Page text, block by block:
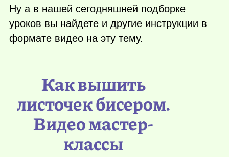
Ну а в нашей сегодняшней подборке
уроков вы найдете и другие инструкции в
формате видео на эту тему.
Как вышить
листочек бисером.
Видео мастер-
классы